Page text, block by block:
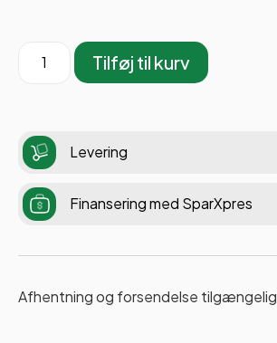
Tilføj til kurv
Levering
Finansering med SparXpres
Afhentning og forsendelse tilgængelig